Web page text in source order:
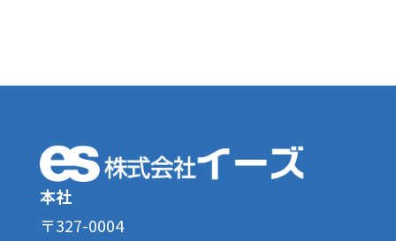
本社
〒327-0004